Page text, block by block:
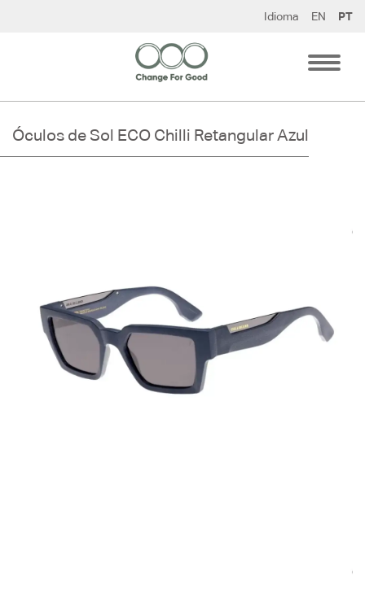
Idioma EN PT
Óculos de Sol ECO Chilli Retangular Azul